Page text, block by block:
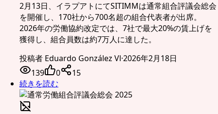
2月13日、イラプアトにてSITIMMは通常組合評議会総会
を開催し、170社から700名超の組合代表者が出席。
2026年の労働協約改定では、7社で最大20%の賃上げを
獲得し、組合員数は約7万人に達した。
投稿者 Eduardo González Vl·2026年2月18日
139
0
15
続きを読む